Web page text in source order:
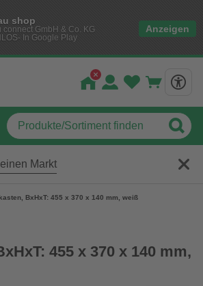
shop
connect GmbH & Co. KG
In Google Play
Anzeigen
Markt
BxHxT: 455 x 370 x 140 mm, weiß
455 x 370 x 140 mm,